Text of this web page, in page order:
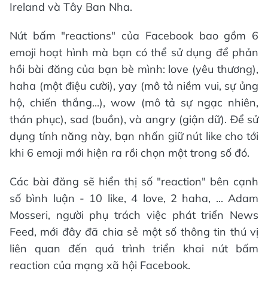
Ireland và Tây Ban Nha.
Nút bấm "reactions" của Facebook bao gồm 6
emoji hoạt hình mà bạn có thể sử dụng để phản
hồi bài đăng của bạn bè mình: love (yêu thương),
haha (một điệu cười), yay (mô tả niềm vui, sự ủng
hộ, chiến thắng...), wow (mô tả sự ngạc nhiên,
thán phục), sad (buồn), và angry (giận dữ). Để sử
dụng tính năng này, bạn nhấn giữ nút like cho tới
khi 6 emoji mới hiện ra rồi chọn một trong số đó.
Các bài đăng sẽ hiển thị số "reaction" bên cạnh
số bình luận - 10 like, 4 love, 2 haha, ... Adam
Mosseri, người phụ trách việc phát triển News
Feed, mới đây đã chia sẻ một số thông tin thú vị
liên quan đến quá trình triển khai nút bấm
reaction của mạng xã hội Facebook.